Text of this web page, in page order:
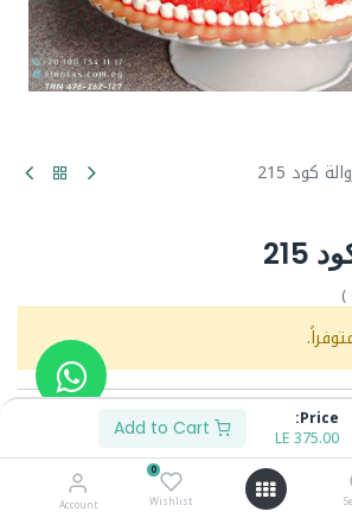
Price:
375.00
LE
0
Wishlist
Account
كود 215